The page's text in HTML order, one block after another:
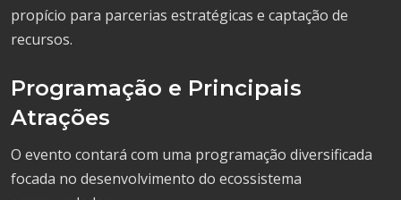
propício para parcerias estratégicas e captação de
recursos.
Programação e Principais
Atrações
O evento contará com uma programação diversificada
focada no desenvolvimento do ecossistema